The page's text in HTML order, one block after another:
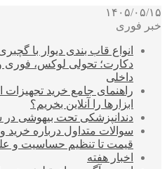
۱۴۰۵/۰۵/۱۵
خبر فوری
انواع قاب بندی دیوار با
دکارت؛ تحولی لوکس، فوری
داخلی
راهنمای جامع خرید تجهیزات
ابزارها را آنلاین بخریم؟
دندانپزشکی تحت بیهوشی در
سوالات متداول درباره
قیمت تا تنظیم حساسیت و
اخبار هفته